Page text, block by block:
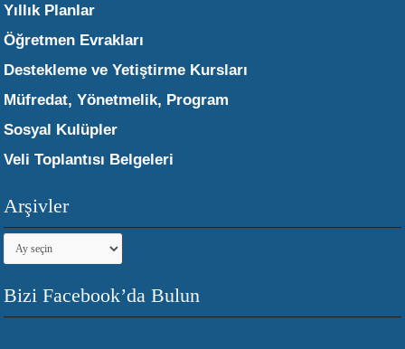
Yıllık Planlar
Öğretmen Evrakları
Destekleme ve Yetiştirme Kursları
Müfredat, Yönetmelik, Program
Sosyal Kulüpler
Veli Toplantısı Belgeleri
Arşivler
Arşivler
Bizi Facebook’da Bulun